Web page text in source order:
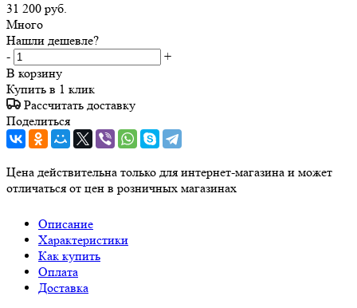
31 200 руб.
Много
Нашли дешевле?
-
+
В корзину
Купить в 1 клик
Рассчитать доставку
Поделиться
Цена действительна только для интернет-магазина и может
отличаться от цен в розничных магазинах
Описание
Характеристики
Как купить
Оплата
Доставка